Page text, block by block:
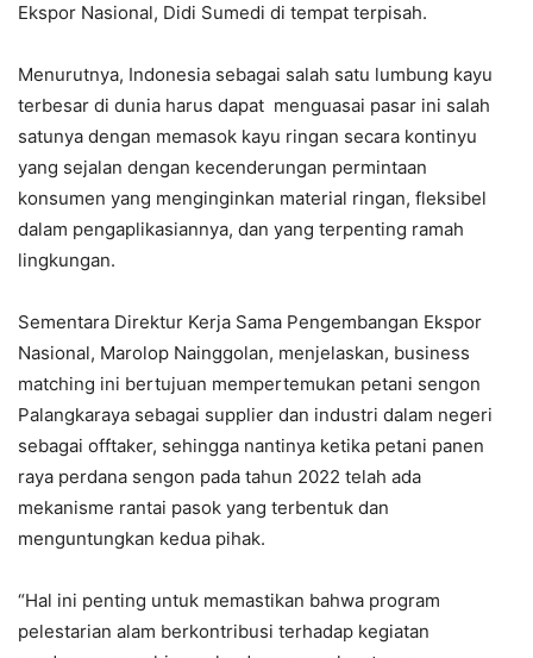
Ekspor Nasional, Didi Sumedi di tempat terpisah.
Menurutnya, Indonesia sebagai salah satu lumbung kayu
terbesar di dunia harus dapat menguasai pasar ini salah
satunya dengan memasok kayu ringan secara kontinyu
yang sejalan dengan kecenderungan permintaan
konsumen yang menginginkan material ringan, fleksibel
dalam pengaplikasiannya, dan yang terpenting ramah
lingkungan.
Sementara Direktur Kerja Sama Pengembangan Ekspor
Nasional, Marolop Nainggolan, menjelaskan, business
matching ini bertujuan mempertemukan petani sengon
Palangkaraya sebagai supplier dan industri dalam negeri
sebagai offtaker, sehingga nantinya ketika petani panen
raya perdana sengon pada tahun 2022 telah ada
mekanisme rantai pasok yang terbentuk dan
menguntungkan kedua pihak.
“Hal ini penting untuk memastikan bahwa program
pelestarian alam berkontribusi terhadap kegiatan